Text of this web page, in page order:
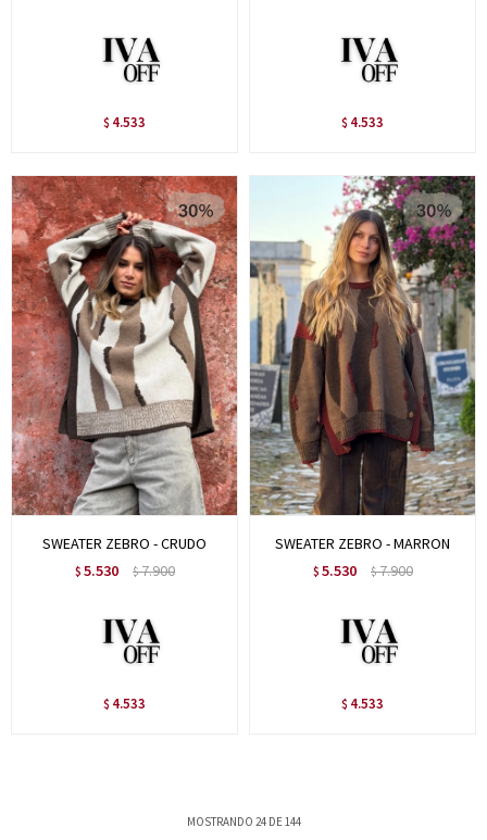
$ 4.533 $ 4.533
SWEATER ZEBRO - CRUDO
$ 5.530 $7.900
$ 4.533
SWEATER ZEBRO - MARRON
$ 5.530 $7.900
$ 4.533
MOSTRANDO 24DE144